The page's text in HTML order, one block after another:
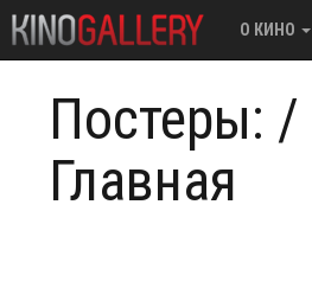
О КИНО
Постеры:
Главная
/